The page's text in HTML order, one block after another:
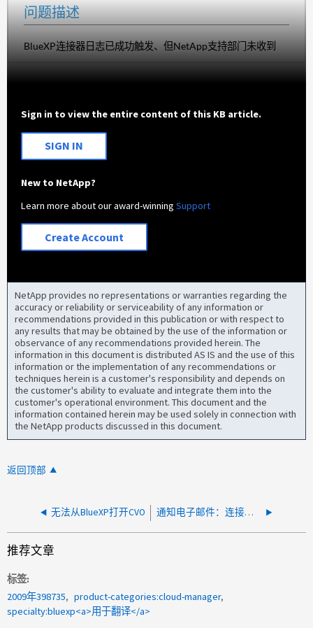
问题描述
BlueXP连接器日志已成功触发、但NetApp支持部门未收到
Sign in to view the entire content of this KB article.
SIGN IN
New to NetApp?
Learn more about our award-winningSupport
Create Account
NetApp provides no representations or warranties regarding the
accuracy or reliability or serviceability of any information or
recommendations provided in this publication or with respect to
any results that may be obtained by the use of the information or
observance of any recommendations provided herein. The
information in this document is distributed AS IS and the use of this
information or the implementation of any recommendations or
techniques herein is a customer's responsibility and depends on
the customer's ability to evaluate and integrate them into the
customer's operational environment. This document and the
information contained herein may be used solely in connection with
the NetApp products discussed in this document.
返回顶部
无法从BlueXP打开CVO 通知电子邮件：连接器已关闭，必须重新启动，将于2025年2月11日发送
推荐文章
标签
2009年398735
product-categories:cloud-manager
specialty:bluexp<a>用于翻译</a>